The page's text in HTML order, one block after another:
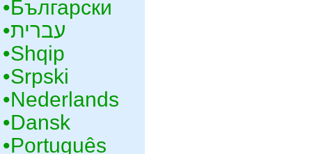
•‎Български
•‎עברית
•‎Shqip
•‎Srpski
•‎Nederlands
•‎Dansk
•‎Português